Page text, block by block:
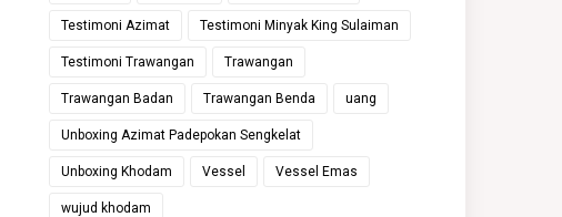
Testimoni Azimat Testimoni Minyak King Sulaiman
Testimoni Trawangan Trawangan
Trawangan Badan Trawangan Benda uang
Unboxing Azimat Padepokan Sengkelat
Unboxing Khodam Vessel Vessel Emas
wujud khodam